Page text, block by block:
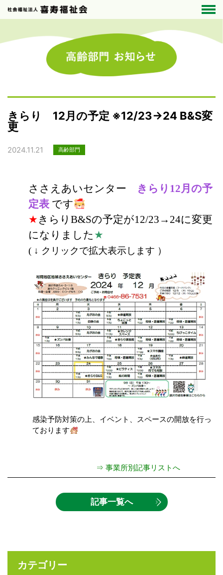
きらり 12月の予定 ※12/23→24 B&S変
更
2024.11.21 高齢部門
ささえあいセンター
きらり12月の予
定表 です
★ きらりB&Sの予定が12/23→24に変更
になりました★
( ↓ クリックで拡大表示します ）
感染予防対策の上、イベント、スペースの開放を行っ
ております
⇒ 事業所別記事リストへ
記事一覧へ
カテゴリー